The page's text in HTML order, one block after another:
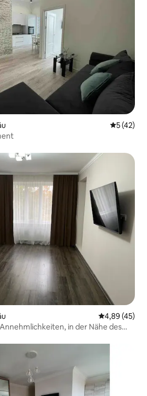
5 (42)
4,89 (45)
in der Nähe des